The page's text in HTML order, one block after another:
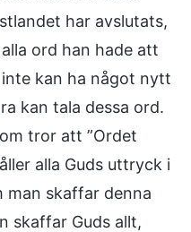
har avslutats,
ord han hade att
kan ha något nytt
kan tala dessa ord.
tror att ”Ordet
alla Guds uttryck i
man skaffar denna
skaffar Guds allt,